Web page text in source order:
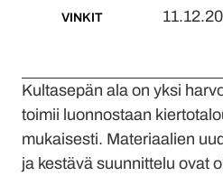
VINKIT
Kultasepän ala on yksi
toimii luonnostaan
mukaisesti. Materiaalien
ja kestävä suunnittelu ovat